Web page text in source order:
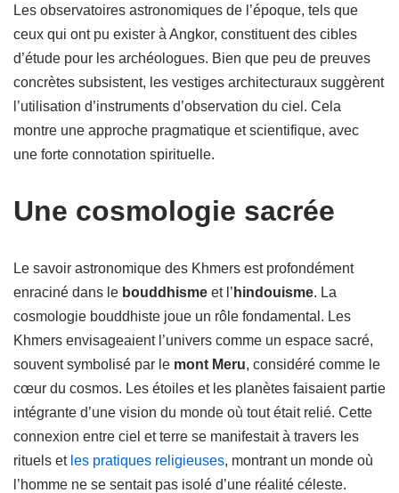
Les observatoires astronomiques de l’époque, tels que
ceux qui ont pu exister à Angkor, constituent des cibles
d’étude pour les archéologues. Bien que peu de preuves
concrètes subsistent, les vestiges architecturaux suggèrent
l’utilisation d’instruments d’observation du ciel. Cela
montre une approche pragmatique et scientifique, avec
une forte connotation spirituelle.
Une cosmologie sacrée
Le savoir astronomique des Khmers est profondément
enraciné dans le bouddhisme et l’ hindouisme. La
cosmologie bouddhiste joue un rôle fondamental. Les
Khmers envisageaient l’univers comme un espace sacré,
souvent symbolisé par le mont Meru, considéré comme le
cœur du cosmos. Les étoiles et les planètes faisaient partie
intégrante d’une vision du monde où tout était relié. Cette
connexion entre ciel et terre se manifestait à travers les
rituels et les pratiques religieuses, montrant un monde où
l’homme ne se sentait pas isolé d’une réalité céleste.